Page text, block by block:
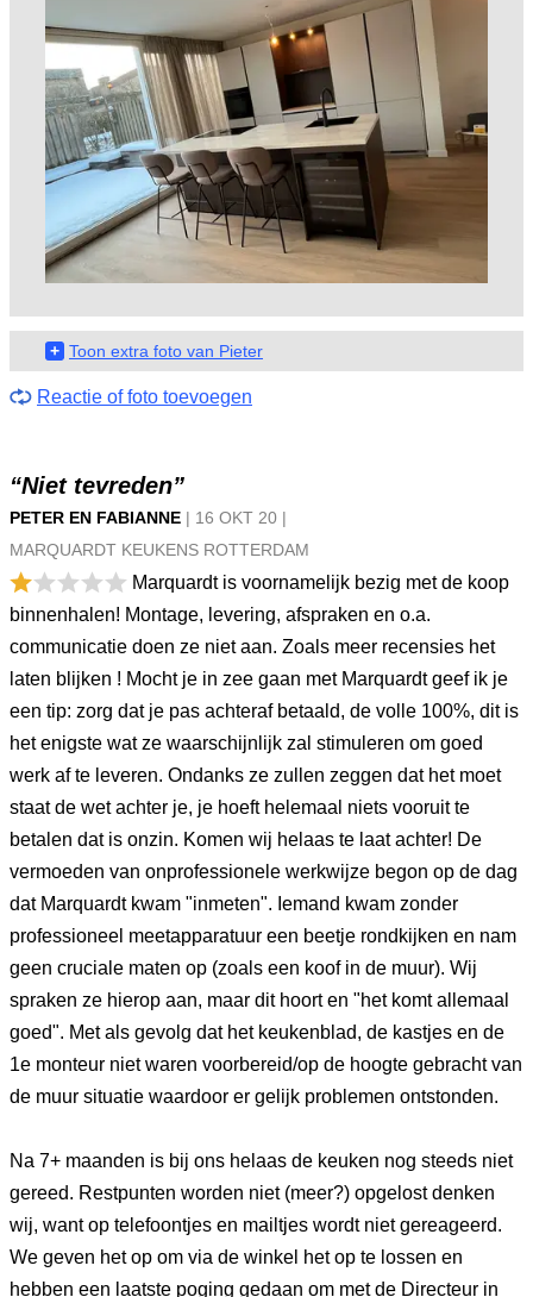
+ Toon extra foto van Pieter
Reactie of foto toevoegen
“Niet tevreden”
PETER EN FABIANNE | 16 OKT 20 |
MARQUARDT KEUKENS ROTTERDAM
Marquardt is voornamelijk bezig met de koop
binnenhalen! Montage, levering, afspraken en o.a.
communicatie doen ze niet aan. Zoals meer recensies het
laten blijken ! Mocht je in zee gaan met Marquardt geef ik je
een tip: zorg dat je pas achteraf betaald, de volle 100%, dit is
het enigste wat ze waarschijnlijk zal stimuleren om goed
werk af te leveren. Ondanks ze zullen zeggen dat het moet
staat de wet achter je, je hoeft helemaal niets vooruit te
betalen dat is onzin. Komen wij helaas te laat achter! De
vermoeden van onprofessionele werkwijze begon op de dag
dat Marquardt kwam "inmeten". Iemand kwam zonder
professioneel meetapparatuur een beetje rondkijken en nam
geen cruciale maten op (zoals een koof in de muur). Wij
spraken ze hierop aan, maar dit hoort en "het komt allemaal
goed". Met als gevolg dat het keukenblad, de kastjes en de
1e monteur niet waren voorbereid/op de hoogte gebracht van
de muur situatie waardoor er gelijk problemen ontstonden.
Na 7+ maanden is bij ons helaas de keuken nog steeds niet
gereed. Restpunten worden niet (meer?) opgelost denken
wij, want op telefoontjes en mailtjes wordt niet gereageerd.
We geven het op om via de winkel het op te lossen en
hebben een laatste poging gedaan om met de Directeur in